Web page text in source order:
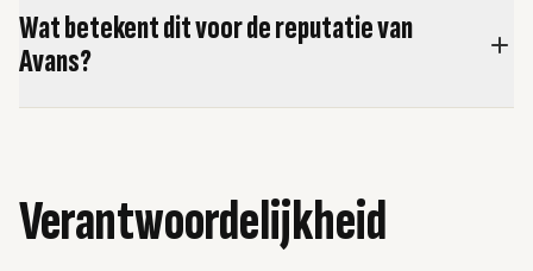
Wat betekent dit voor de reputatie van
Avans?
Verantwoordelijkheid